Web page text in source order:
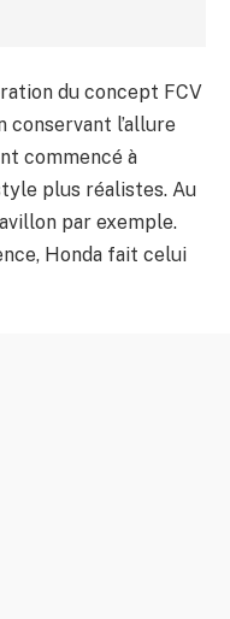
du concept FCV
conservant l’allure
commencé à
plus réalistes. Au
par exemple.
Honda fait celui